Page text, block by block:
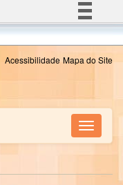
Simplifique!
Acessibilidade Mapa do Site
Toggle